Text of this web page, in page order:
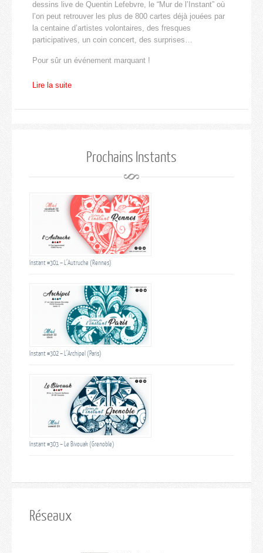
dessins live de Quentin Lefebvre, le “Mur de l’Instant” où
l’on peut retrouver les plus de 800 cartes déjà jouées par
la centaine d’artistes volontaires, des fresques
participatives, un coin concert, des surprises…
Pour sûr un événement marquant !
Lire la suite
Prochains Instants
Instant #301 – L’Autruche (Rennes)
Instant #302 – L’Archipel (Paris)
Instant #303 – Le Bivouak (Grenoble)
Réseaux